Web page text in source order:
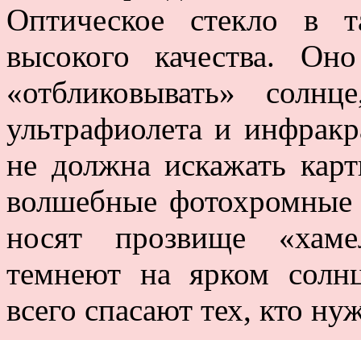
Оптическое стекло в
высокого качества.
«отбликовывать»
ультрафиолета и
не должна искажать
волшебные
носят прозвище
темнеют на ярком
всего спасают тех, кто